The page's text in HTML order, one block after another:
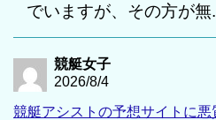
でいますが、その方が無
競艇女子
2026/8/4
競艇アシストの予想サイトに